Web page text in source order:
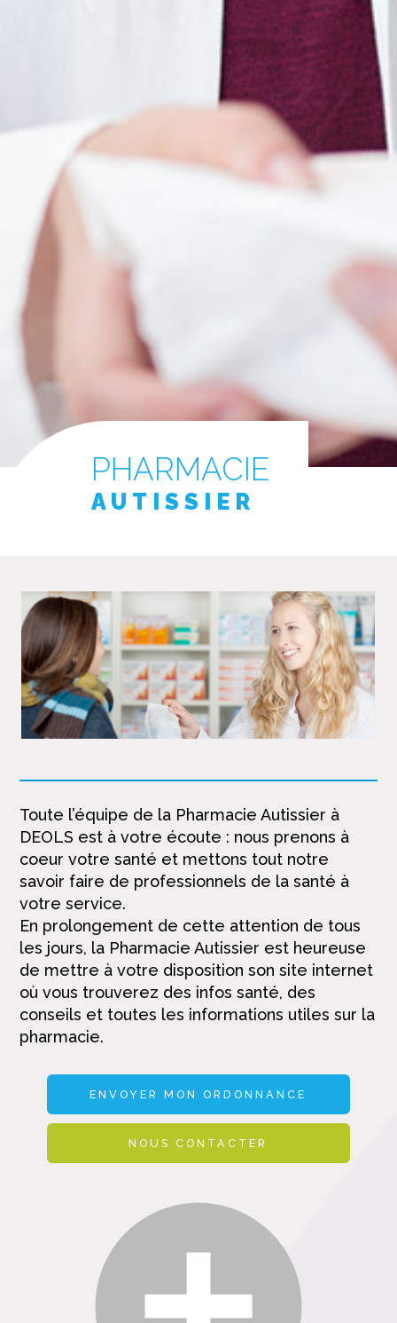
PHARMACIE
AUTISSIER
Toute l’équipe de la Pharmacie Autissier à
DEOLS est à votre écoute : nous prenons à
coeur votre santé et mettons tout notre
savoir faire de professionnels de la santé à
votre service.
En prolongement de cette attention de tous
les jours, la Pharmacie Autissier est heureuse
de mettre à votre disposition son site internet
où vous trouverez des infos santé, des
conseils et toutes les informations utiles sur la
pharmacie.
ENVOYER MON ORDONNANCE
NOUS CONTACTER